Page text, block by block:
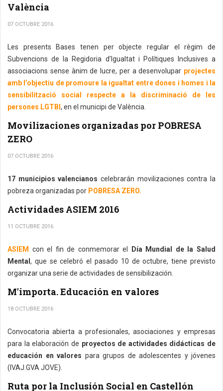
València
07 OCTUBRE 2016
Les presents Bases tenen per objecte regular el règim de
Subvencions de la Regidoria d’Igualtat i Polítiques Inclusives a
associacions sense ànim de lucre, per a desenvolupar projectes
amb l’objectiu de promoure la igualtat entre dones i homes i la
sensibilització social respecte a la discriminació de les
persones LGTBI , en el municipi de València.
Movilizaciones organizadas por POBRESA
ZERO
07 OCTUBRE 2016
17 municipios valencianos celebrarán movilizaciones contra la
pobreza organizadas por POBRESA ZERO.
Actividades ASIEM 2016
11 OCTUBRE 2016
ASIEM con el fin de conmemorar el
Día Mundial de la Salud
Mental , que se celebró el pasado 10 de octubre, tiene previsto
organizar una serie de actividades de sensibilización.
M'importa. Educación en valores
18 OCTUBRE 2016
Convocatoria abierta a profesionales, asociaciones y empresas
para la elaboración de proyectos de actividades didácticas de
educación en valores para grupos de adolescentes y jóvenes
(IVAJ.GVA JOVE).
Ruta por la Inclusión Social en Castellón